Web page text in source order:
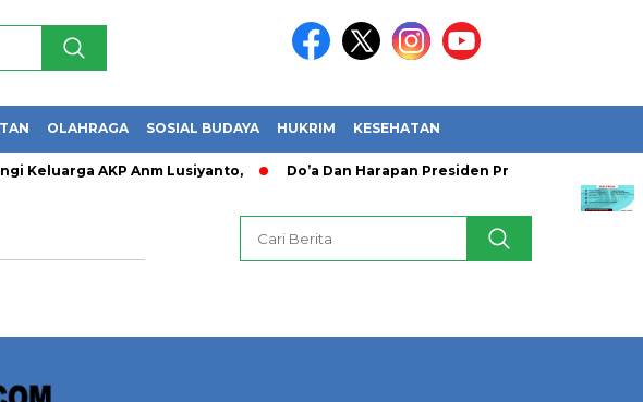
OLAHRAGA SOSIAL BUDAYA HUKRIM KESEHATAN
Keluarga AKP Anm Lusiyanto, Do’a Dan Harapan Presiden Prabowo Usai